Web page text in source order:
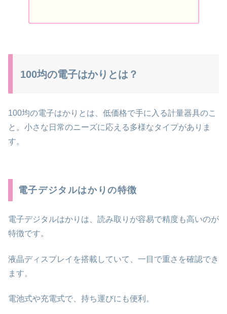
100均の電子はかりとは？
100均の電子はかりとは、低価格で手に入る計量器具のこ
と。小さな日常のニーズに応える多様なタイプがありま
す。
電子デジタルはかりの特徴
電子デジタルはかりは、読み取りが容易で精度も高いのが
特徴です。
液晶ディスプレイを搭載していて、一目で重さを確認でき
ます。
電池式や充電式で、持ち運びにも便利。